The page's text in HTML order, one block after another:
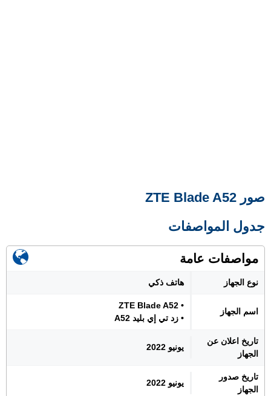
صور ZTE Blade A52
جدول المواصفات
مواصفات عامة
نوع الجهاز هاتف ذكي
اسم الجهاز
• ZTE Blade A52
• زد تي إي بليد A52
تاريخ اعلان عن
الجهاز
يونيو 2022
تاريخ صدور
الجهاز
يونيو 2022